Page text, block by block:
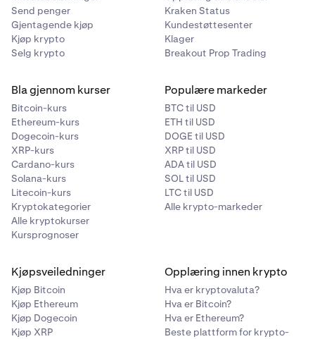
Send penger
Gjentagende kjøp
Kjøp krypto
Selg krypto
Kraken Status
Kundestøttesenter
Klager
Breakout Prop Trading
Bla gjennom kurser
Bitcoin-kurs
Ethereum-kurs
Dogecoin-kurs
XRP-kurs
Cardano-kurs
Solana-kurs
Litecoin-kurs
Kryptokategorier
Alle kryptokurser
Kursprognoser
Populære markeder
BTC til USD
ETH til USD
DOGE til USD
XRP til USD
ADA til USD
SOL til USD
LTC til USD
Alle krypto-markeder
Kjøpsveiledninger
Kjøp Bitcoin
Kjøp Ethereum
Kjøp Dogecoin
Kjøp XRP
Opplæring innen krypto
Hva er kryptovaluta?
Hva er Bitcoin?
Hva er Ethereum?
Beste plattform for krypto-